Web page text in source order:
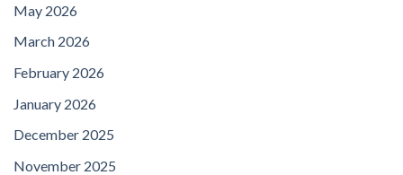
May 2026
March 2026
February 2026
January 2026
December 2025
November 2025